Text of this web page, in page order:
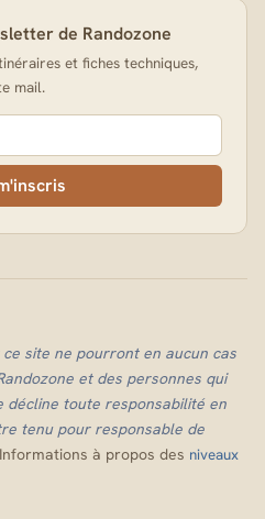
de Randozone
et fiches techniques,
mail.
site ne pourront en aucun cas
et des personnes qui
décline toute responsabilité en
tenu pour responsable de
Informations à propos des niveaux